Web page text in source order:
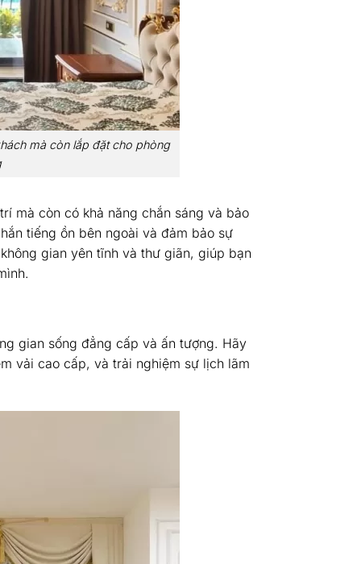
mà còn lắp đặt cho phòng
mà còn có khả năng chắn sáng và bảo
tiếng ồn bên ngoài và đảm bảo sự
gian yên tĩnh và thư giãn, giúp bạn
gian sống đẳng cấp và ấn tượng. Hãy
vải cao cấp, và trải nghiệm sự lịch lãm